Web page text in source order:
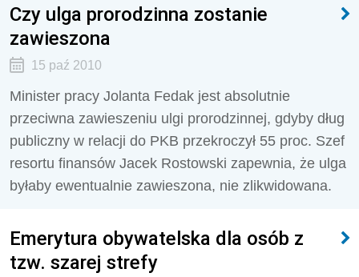
Czy ulga prorodzinna zostanie
zawieszona
15 paź 2010
Minister pracy Jolanta Fedak jest absolutnie
przeciwna zawieszeniu ulgi prorodzinnej, gdyby dług
publiczny w relacji do PKB przekroczył 55 proc. Szef
resortu finansów Jacek Rostowski zapewnia, że ulga
byłaby ewentualnie zawieszona, nie zlikwidowana.
Emerytura obywatelska dla osób z
tzw. szarej strefy